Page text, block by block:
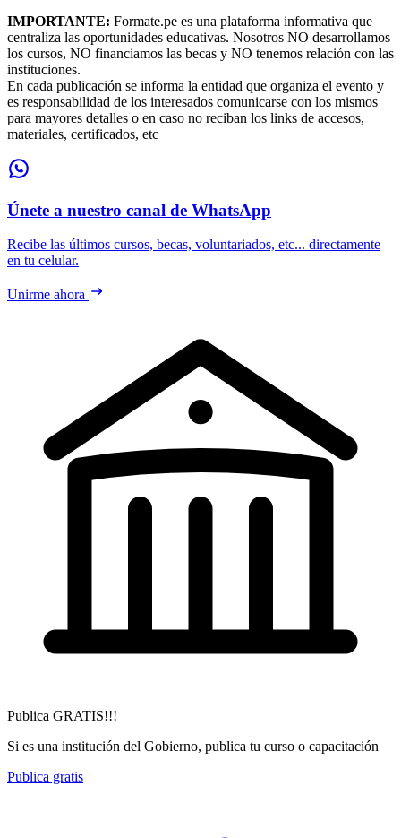
IMPORTANTE: Formate.pe es una plataforma informativa que
centraliza las oportunidades educativas. Nosotros NO desarrollamos
los cursos, NO financiamos las becas y NO tenemos relación con las
instituciones.
En cada publicación se informa la entidad que organiza el evento y
es responsabilidad de los interesados comunicarse con los mismos
para mayores detalles o en caso no reciban los links de accesos,
materiales, certificados, etc
Únete a nuestro canal de WhatsApp
Recibe las últimos cursos, becas, voluntariados, etc... directamente
en tu celular.
Unirme ahora
Publica GRATIS!!!
Si es una institución del Gobierno, publica tu curso o capacitación
Publica gratis